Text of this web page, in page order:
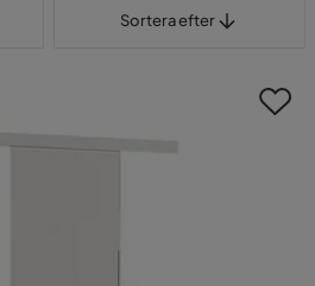
Sortera efter